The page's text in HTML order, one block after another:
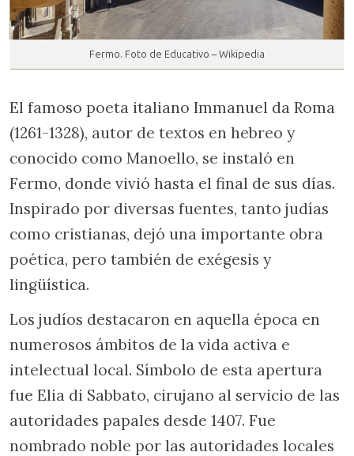
Fermo. Foto de Educativo – Wikipedia
El famoso poeta italiano Immanuel da Roma
(1261-1328), autor de textos en hebreo y
conocido como Manoello, se instaló en
Fermo, donde vivió hasta el final de sus días.
Inspirado por diversas fuentes, tanto judías
como cristianas, dejó una importante obra
poética, pero también de exégesis y
lingüística.
Los judíos destacaron en aquella época en
numerosos ámbitos de la vida activa e
intelectual local. Símbolo de esta apertura
fue Elia di Sabbato, cirujano al servicio de las
autoridades papales desde 1407. Fue
nombrado noble por las autoridades locales